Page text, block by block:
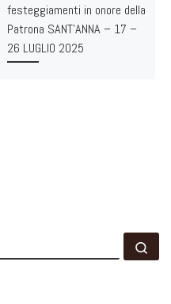
festeggiamenti in onore della
Patrona SANT’ANNA – 17 –
26 LUGLIO 2025